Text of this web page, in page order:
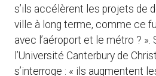
s’ils accélèrent les projets de
ville à long terme, comme ce
avec l’aéroport et le métro ? ».
l’Université Canterbury de
s’interroge : « ils augmentent